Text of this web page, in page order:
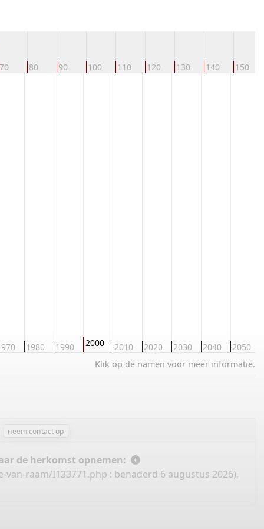
70 80 90 100 110 120 130 140 150
1980 1990 2000 2010 2020 2030 2040 2050
Klik op de namen voor meer informatie.
neem contact op
de herkomst opnemen:
raam/I133771.php : benaderd 6 augustus 2026),